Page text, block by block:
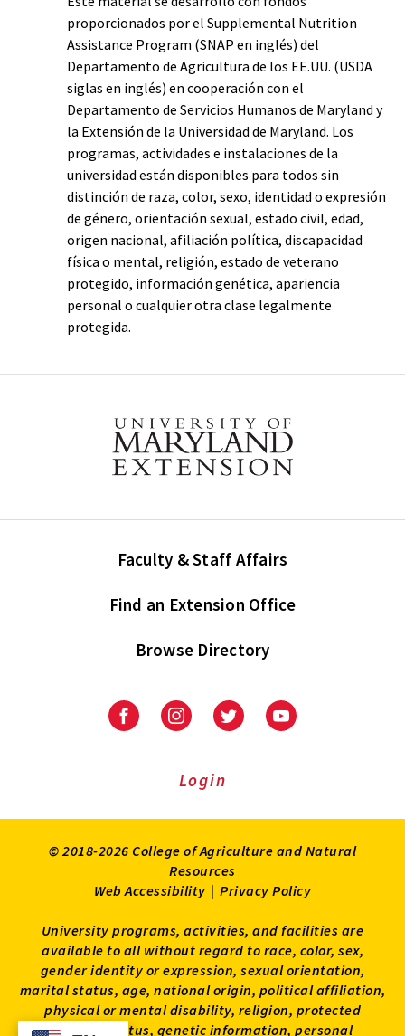
proporcionados por el Supplemental Nutrition
Assistance Program (SNAP en inglés) del
Departamento de Agricultura de los EE.UU. (USDA
siglas en inglés) en cooperación con el
Departamento de Servicios Humanos de Maryland y
la Extensión de la Universidad de Maryland. Los
programas, actividades e instalaciones de la
universidad están disponibles para todos sin
distinción de raza, color, sexo, identidad o expresión
de género, orientación sexual, estado civil, edad,
origen nacional, afiliación política, discapacidad
física o mental, religión, estado de veterano
protegido, información genética, apariencia
personal o cualquier otra clase legalmente
protegida.
Faculty & Staff Affairs
Find an Extension Office
Browse Directory
University
Extension
University
Extension
on
UniversityUniversity
Login
© 2018-2026 College of Agriculture and Natural
Resources
Web Accessibility | Privacy Policy
University programs, activities, and facilities are
available to all without regard to race, color, sex,
gender identity or expression, sexual orientation,
marital status, age, national origin, political affiliation,
physical or mental disability, religion, protected
veteran status, genetic information, personal